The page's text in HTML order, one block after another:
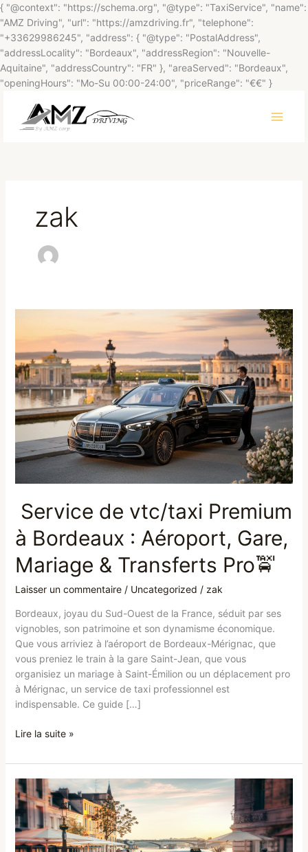
{ "@context": "https://schema.org", "@type": "TaxiService", "name":
"AMZ Driving", "url": "https://amzdriving.fr", "telephone":
"+33629986245", "address": { "@type": "PostalAddress",
"addressLocality": "Bordeaux", "addressRegion": "Nouvelle-
Aquitaine", "addressCountry": "FR" }, "areaServed": "Bordeaux",
"openingHours": "Mo-Su 00:00-24:00", "priceRange": "€€" }
Aller
zak
Service de vtc/taxi Premium
à Bordeaux : Aéroport, Gare,
Mariage & Transferts Pro🚖
Laisser un commentaire / Uncategorized / zak
Bordeaux, joyau du Sud-Ouest de la France, séduit par ses
vignobles, son patrimoine et son dynamisme économique.
Que vous arriviez à l’aéroport de Bordeaux-Mérignac, que
vous preniez le train à la gare Saint-Jean, que vous
organisiez un mariage à Saint-Émilion ou un déplacement pro
à Mérignac, un service de taxi professionnel est
indispensable. Ce guide […]
Premium
à
Bordeaux
:
Aéroport,
Gare,
Mariage
&
Transferts
🚖
Lire la suite »
VTC
vs
Taxi
à
Bordeaux